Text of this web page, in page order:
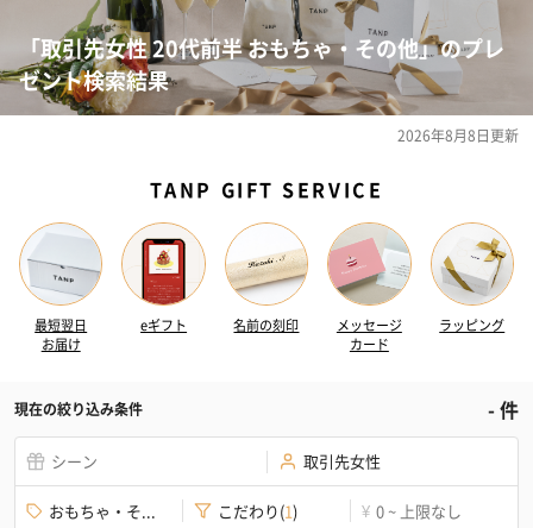
「取引先女性 20代前半 おもちゃ・その他」のプレ
ゼント検索結果
2026年8月8日更新
TANP GIFT SERVICE
最短翌日
お届け
eギフト 名前の刻印
メッセージ
カード
ラッピング
現在の絞り込み条件 -件
シーン 取引先女性
おもちゃ・そ... こだわり(1) ¥ 0 ~ 上限なし